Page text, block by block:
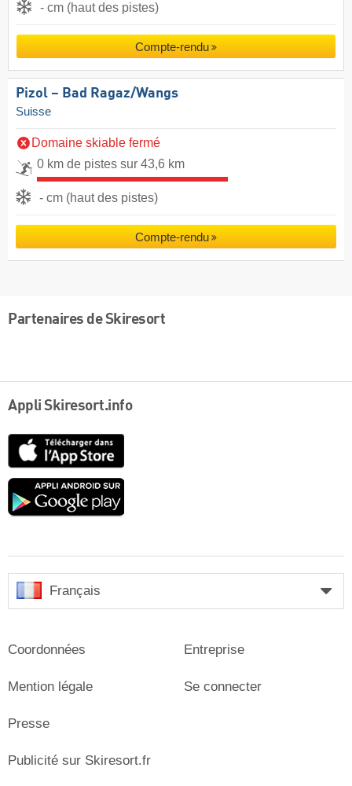
- cm (haut des pistes)
Compte-rendu
Pizol – Bad Ragaz/​Wangs
Suisse
Domaine skiable fermé
0 km de pistes sur 43,6 km
- cm (haut des pistes)
Compte-rendu
Partenaires de Skiresort
Appli Skiresort.info
Google
Français
Coordonnées
Mention légale
Presse
Entreprise
Se connecter
Publicité sur Skiresort.fr